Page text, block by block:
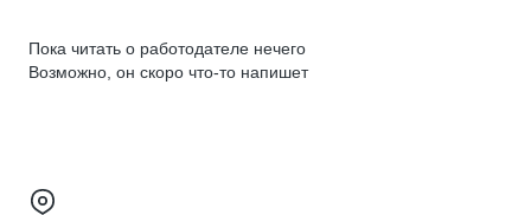
Пока читать о работодателе нечего
Возможно, он скоро что‑то напишет